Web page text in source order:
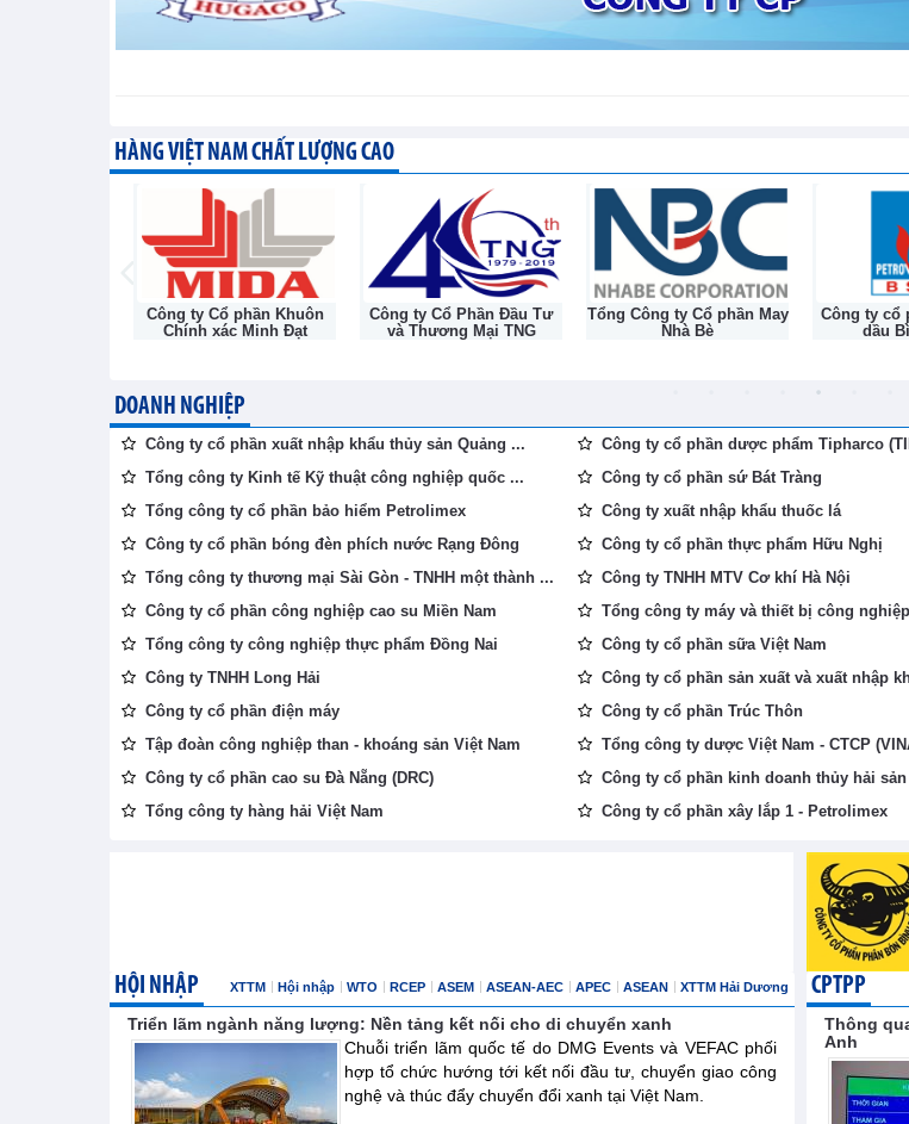
HÀNG VIỆT NAM CHẤT LƯỢNG CAO
Công ty Cổ phần Khuôn
Chính xác Minh Đạt
Công ty Cổ Phần Đầu Tư
và Thương Mại TNG
Tổng Công ty Cổ phần May
Nhà Bè
Công ty cổ
dầu
DOANH NGHIỆP
Công ty cổ phần xuất nhập khẩu thủy sản Quảng ...
Tổng công ty Kinh tế Kỹ thuật công nghiệp quốc ...
Tổng công ty cổ phần bảo hiểm Petrolimex
Công ty cổ phần bóng đèn phích nước Rạng Đông
Tổng công ty thương mại Sài Gòn - TNHH một thành ...
Công ty cổ phần công nghiệp cao su Miền Nam
Tổng công ty công nghiệp thực phẩm Đồng Nai
Công ty TNHH Long Hải
Công ty cổ phần điện máy
Tập đoàn công nghiệp than - khoáng sản Việt Nam
Công ty cổ phần cao su Đà Nẵng (DRC)
Tổng công ty hàng hải Việt Nam
Công ty cổ phần dược phẩm Tipharco
Công ty cổ phần sứ Bát Tràng
Công ty xuất nhập khẩu thuốc lá
Công ty cổ phần thực phẩm Hữu Nghị
Công ty TNHH MTV Cơ khí Hà Nội
Tổng công ty máy và thiết bị công nghiệp
Công ty cổ phần sữa Việt Nam
Công ty cổ phần sản xuất và xuất nhập
Công ty cổ phần Trúc Thôn
Tổng công ty dược Việt Nam - CTCP
Công ty cổ phần kinh doanh thủy hải
Công ty cổ phần xây lắp 1 - Petrolimex
HỘI NHẬP XTTM Hội nhập WTO RCEP ASEM ASEAN-AEC APEC ASEAN XTTM Hải Dương
Triển lãm ngành năng lượng: Nền tảng kết nối cho di chuyển xanh
Chuỗi triển lãm quốc tế do DMG Events và VEFAC phối
hợp tổ chức hướng tới kết nối đầu tư, chuyển giao công
nghệ và thúc đẩy chuyển đổi xanh tại Việt Nam.
CPTPP
Thông
Anh